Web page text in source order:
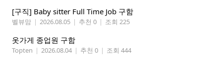
[구직] Baby sitter Full Time Job 구함
벨뷰맘 | 2026.08.05 | 추천 0 | 조회 225
옷가게 종업원 구함
Topten | 2026.08.04 | 추천 0 | 조회 444